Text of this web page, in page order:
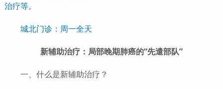
治疗等。
城北门诊：周一全天
新辅助治疗：局部晚期肺癌的“先遣部队”
一、什么是新辅助治疗？